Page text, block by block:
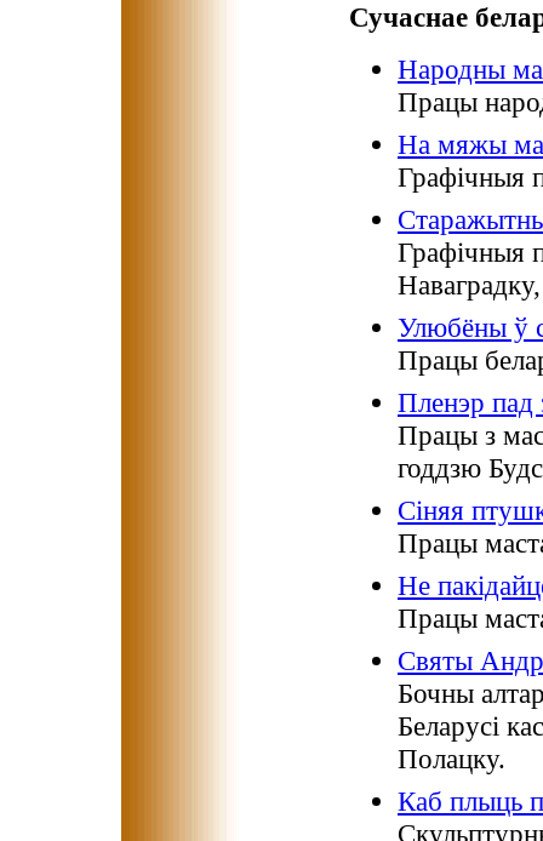
Сучаснае
Народны
Працы
На мяжы
Графічныя
Графічныя
Улюбёны ў
Працы
Пленэр пад
Працы з
годдзю
Сіняя
Працы
Не
Працы
Святы
Бочны
Беларусі
Полацку.
Каб плыць